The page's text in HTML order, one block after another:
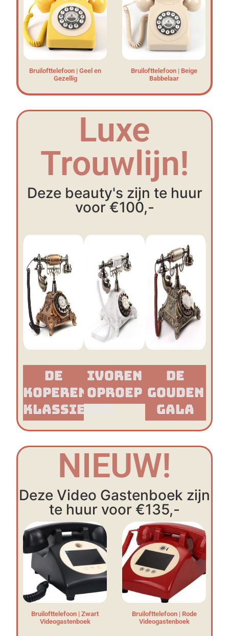
Bruilofttelefoon | Geel en
Gezellig
Bruilofttelefoon | Beige
Babbelaar
Luxe
Trouwlijn!
Deze beauty's zijn te huur
voor €100,-
De
Koperen
Klassieker​
Ivoren
Oproep
De
Gouden
Gala
NIEUW!
Deze Video Gastenboek zijn
te huur voor €135,-
Bruilofttelefoon | Zwart
Videogastenboek
Bruilofttelefoon | Rode
Videogastenboek